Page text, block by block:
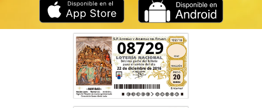
08729